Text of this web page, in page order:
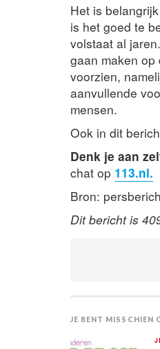
Het is
is het goed te
volstaat al
gaan maken
voorzien,
aanvullende
mensen.
Ook in dit
Denk je aan
chat op 113.nl.
Bron:
Dit bericht is
JE BENT MISSCHIEN